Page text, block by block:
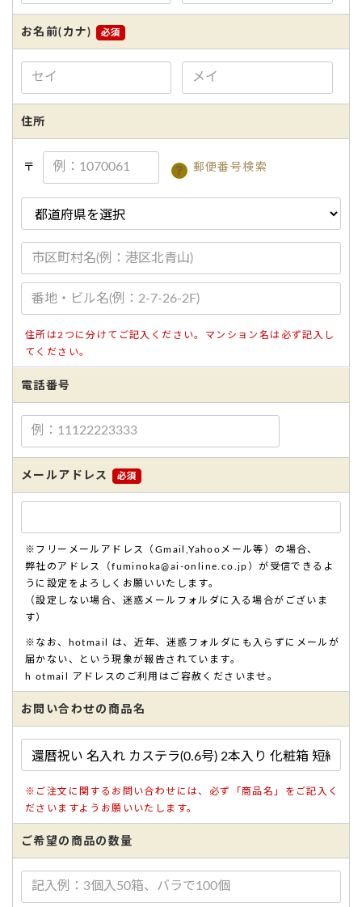
退職・異動の挨拶におすすめのお菓子ギ
お名前(カナ)
住所
〒 郵便番号検索
住所は2つに分けてご記入ください。マンション名は必ず記入し
てください。
電話番号
メールアドレス
※フリーメールアドレス（Gmail,Yahooメール等）の場合、
弊社のアドレス（fuminoka@ai-online.co.jp）が受信できるよ
うに設定をよろしくお願いいたします。
（設定しない場合、迷惑メールフォルダに入る場合がございま
す）
※なお、hotmail は、近年、迷惑フォルダにも入らずにメールが
届かない、という現象が報告されています。
h otmail アドレスのご利用はご容赦くださいませ。
お問い合わせの商品名
※ご注文に関するお問い合わせには、必ず「商品名」をご記入く
ださいますようお願いいたします。
ご希望の商品の数量